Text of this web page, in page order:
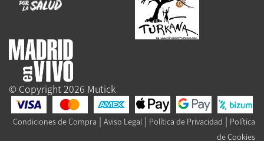
© Copyright 2026 Mutick
Condiciones de Compra | Aviso Legal | Política de Privacidad | Política
de Cookies